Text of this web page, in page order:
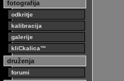
fotografija
odkritje
kalibracija
galerije
kliCkalica™
druženja
forumi